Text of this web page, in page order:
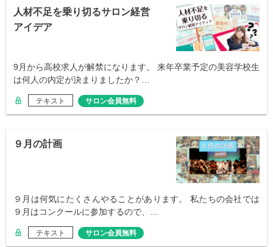
人材不足を乗り切るサロン経営
アイデア
9月から高校求人が解禁になります。 来年卒業予定の美容学校生
は何人の内定が決まりましたか？…
テキスト サロン会員無料
９月の計画
９月は何気にたくさんやることがあります。 私たちの会社では
９月はコンクールに参加するので、…
テキスト サロン会員無料